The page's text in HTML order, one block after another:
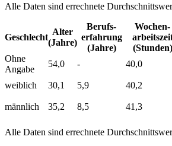
Alle Daten sind errechnete
Geschlecht
Alter
(Jahre)
Berufs­
erfahrung
(Jahre)
Wochen­
(Stunden)
Ohne
Angabe
54,0 - 40,0
weiblich
30,1 5,9 40,2
männlich
35,2 8,5 41,3
Alle Daten sind errechnete